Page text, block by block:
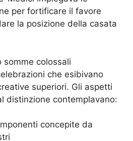
per fortificare il favore
la posizione della casata
somme colossali
che esibivano
superiori. Gli aspetti
distinzione contemplavano:
concepite da